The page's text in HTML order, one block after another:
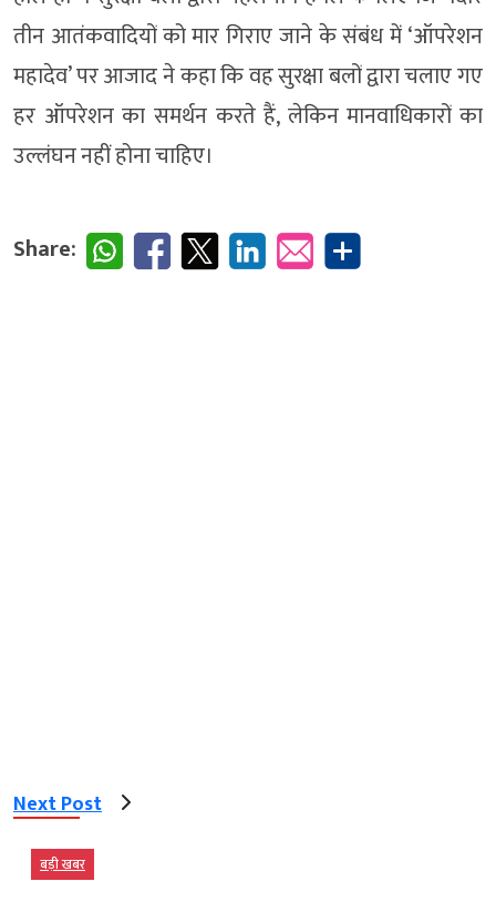
तीन आतंकवादियों को मार गिराए जाने के संबंध में ‘ऑपरेशन
महादेव’ पर आजाद ने कहा कि वह सुरक्षा बलों द्वारा चलाए गए
हर ऑपरेशन का समर्थन करते हैं, लेकिन मानवाधिकारों का
उल्लंघन नहीं होना चाहिए।
Share:
Next Post
बड़ी खबर